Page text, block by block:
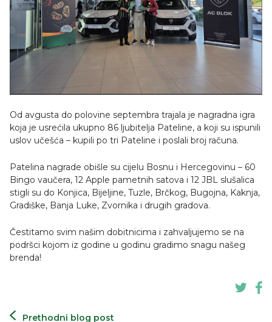
Od avgusta do polovine septembra trajala je nagradna igra
koja je usrećila ukupno 86 ljubitelja Pateline, a koji su ispunili
uslov učešća – kupili po tri Pateline i poslali broj računa.
Patelina nagrade obišle su cijelu Bosnu i Hercegovinu – 60
Bingo vaučera, 12 Apple pametnih satova i 12 JBL slušalica
stigli su do Konjica, Bijeljine, Tuzle, Brčkog, Bugojna, Kaknja,
Gradiške, Banja Luke, Zvornika i drugih gradova.
Čestitamo svim našim dobitnicima i zahvaljujemo se na
podršci kojom iz godine u godinu gradimo snagu našeg
brenda!
Prethodni blog post